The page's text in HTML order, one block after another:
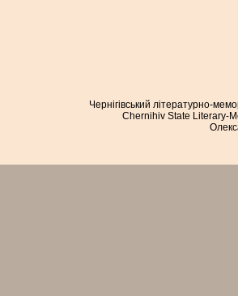
Чернігівський літературно-
Chernihiv State Literary-